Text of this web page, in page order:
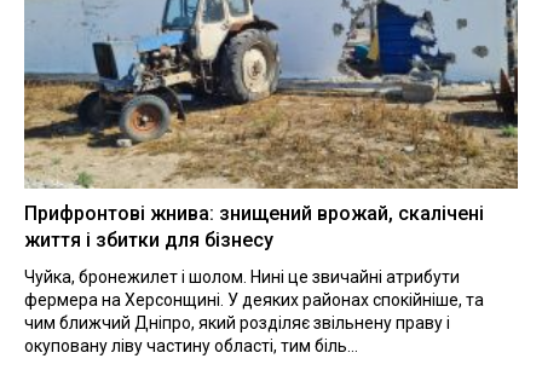
Прифронтові жнива: знищений врожай, скалічені
життя і збитки для бізнесу
Чуйка, бронежилет і шолом. Нині це звичайні атрибути
фермера на Херсонщині. У деяких районах спокійніше, та
чим ближчий Дніпро, який розділяє звільнену праву і
окуповану ліву частину області, тим біль...